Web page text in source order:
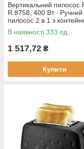
Вертикальний пилосос
R.8758, 400 Вт ∙ Ручний
пилосос 2 в 1 з
В наявності 333 од.
1 517,72 ₴
Купити